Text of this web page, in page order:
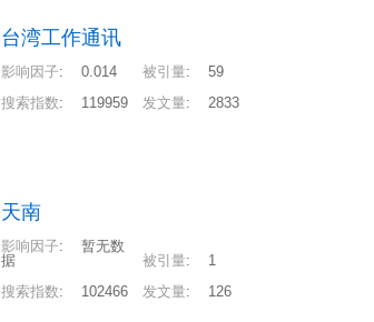
台湾工作通讯
影响因子: 0.014 被引量:
59
搜索指数: 119959 发文量: 2833
天南
影响因子:
暂无数
据
被引量:
1
搜索指数: 102466 发文量: 126